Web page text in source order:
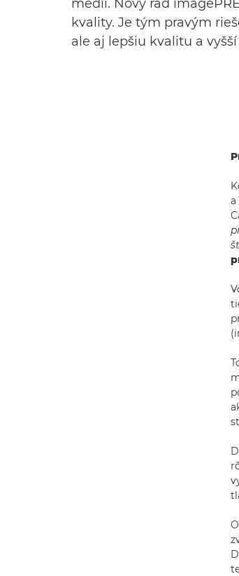
médií. Nový rad
kvality. Je tým pravým
ale aj lepšiu kvalitu a
a